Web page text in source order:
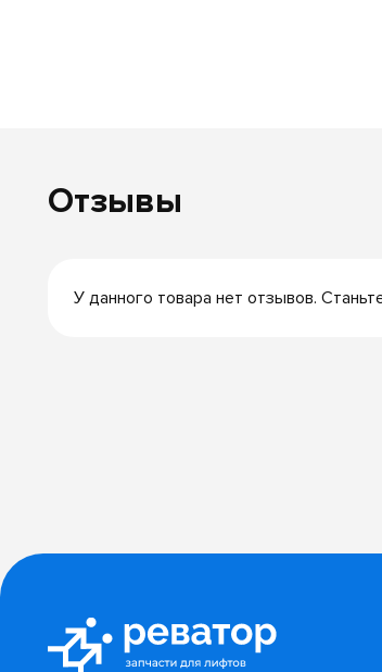
Отзывы
У данного товара нет отзывов.